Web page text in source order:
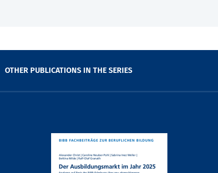
OTHER PUBLICATIONS IN THE SERIES